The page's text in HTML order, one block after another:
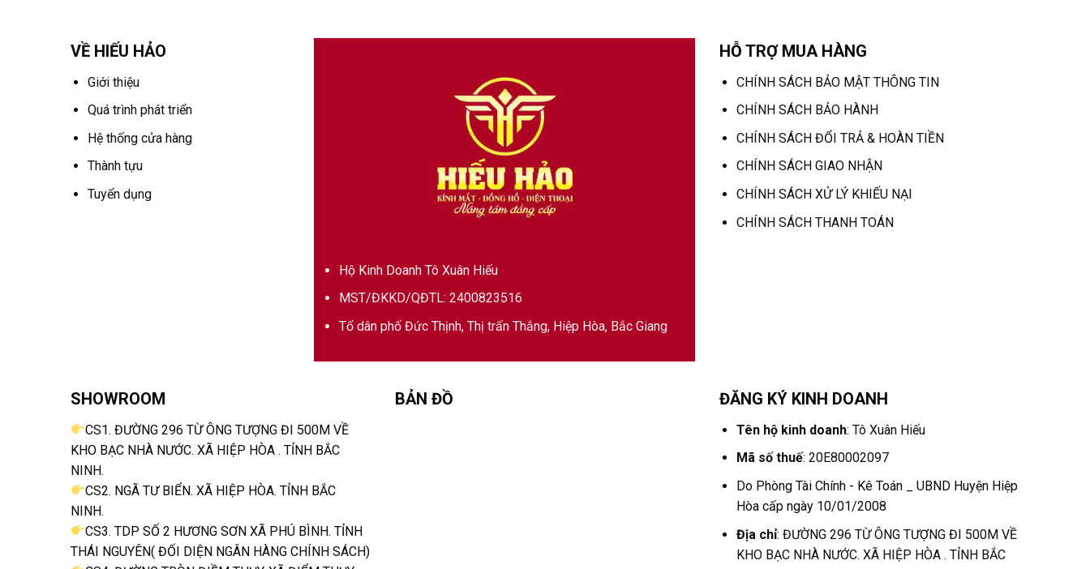
VỀ HIẾU HẢO
Giới thiệu
Quá trình phát triển
Hệ thống cửa hàng
Thành tựu
Tuyển dụng
Hộ Kinh Doanh Tô Xuân Hiếu
MST/ĐKKD/QĐTL: 2400823516
Tổ dân phố Đức Thịnh, Thị trấn Thắng, Hiệp Hòa, Bắc Giang
HỖ TRỢ MUA HÀNG
CHÍNH SÁCH BẢO MẬT THÔNG TIN
CHÍNH SÁCH BẢO HÀNH
CHÍNH SÁCH ĐỔI TRẢ & HOÀN TIỀN
CHÍNH SÁCH GIAO NHẬN
CHÍNH SÁCH XỬ LÝ KHIẾU NẠI
CHÍNH SÁCH THANH TOÁN
SHOWROOM
CS1. ĐƯỜNG 296 TỪ ÔNG TƯỢNG ĐI 500M VỀ
KHO BẠC NHÀ NƯỚC. XÃ HIỆP HÒA . TỈNH BẮC
NINH.
CS2. NGÃ TƯ BIỂN. XÃ HIỆP HÒA. TỈNH BẮC
NINH.
CS3. TDP SỐ 2 HƯƠNG SƠN XÃ PHÚ BÌNH. TỈNH
THÁI NGUYÊN( ĐỐI DIỆN NGÂN HÀNG CHÍNH SÁCH)
BẢN ĐỒ ĐĂNG KÝ KINH DOANH
Tên hộ kinh doanh: Tô Xuân Hiếu
Mã số thuế: 20E80002097
Do Phòng Tài Chính - Kê Toán _ UBND Huyện Hiệp
Hòa cấp ngày 10/01/2008
Địa chỉ: ĐƯỜNG 296 TỪ ÔNG TƯỢNG ĐI 500M VỀ
KHO BẠC NHÀ NƯỚC. XÃ HIỆP HÒA . TỈNH BẮC